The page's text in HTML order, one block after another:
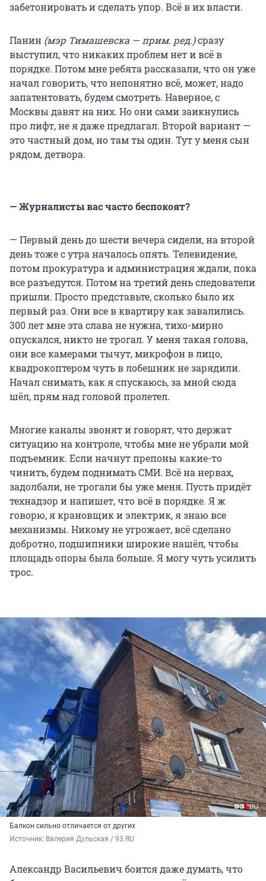
забетонировать и сделать упор. Всё в их власти.
Панин (мэр Тимашевска — прим. ред.)сразу
выступил, что никаких проблем нет и всё в
порядке. Потом мне ребята рассказали, что он уже
начал говорить, что непонятно всё, может, надо
запатентовать, будем смотреть. Наверное, с
Москвы давят на них. Но они сами заикнулись
про лифт, не я даже предлагал. Второй вариант —
это частный дом, но там ты один. Тут у меня сын
рядом, детвора.
— Журналисты вас часто беспокоят?
— Первый день до шести вечера сидели, на второй
день тоже с утра началось опять. Телевидение,
потом прокуратура и администрация ждали, пока
все разъедутся. Потом на третий день следователи
пришли. Просто представьте, сколько было их
первый раз. Они все в квартиру как завалились.
300 лет мне эта слава не нужна, тихо-мирно
опускался, никто не трогал. У меня такая голова,
они все камерами тычут, микрофон в лицо,
квадрокоптером чуть в лобешник не зарядили.
Начал снимать, как я спускаюсь, за мной сюда
шёл, прям над головой пролетел.
Многие каналы звонят и говорят, что держат
ситуацию на контроле, чтобы мне не убрали мой
подъемник. Если начнут препоны какие-то
чинить, будем поднимать СМИ. Всё на нервах,
задолбали, не трогали бы уже меня. Пусть придёт
технадзор и напишет, что всё в порядке. Я ж
говорю, я крановщик и электрик, я знаю все
механизмы. Никому не угрожает, всё сделано
добротно, подшипники широкие нашёл, чтобы
площадь опоры была больше. Я могу чуть усилить
трос.
Балкон сильно отличается от других
Источник: Валерия Дульская / 93.RU
Александр Васильевич боится даже думать, что